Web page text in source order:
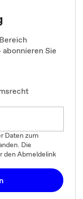
Sie
Daten zum
Die
den Abmeldelink